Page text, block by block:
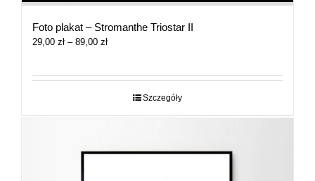
Foto plakat – Stromanthe Triostar II
29,00 zł – 89,00 złZakres
29,00 zł
Szczegóły